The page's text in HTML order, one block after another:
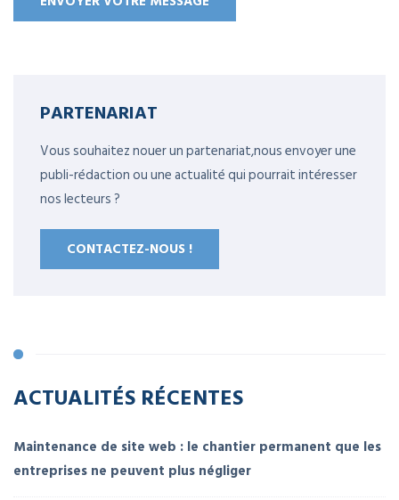
PARTENARIAT
Vous souhaitez nouer un partenariat,nous envoyer une
publi-rédaction ou une actualité qui pourrait intéresser
nos lecteurs ?
CONTACTEZ-NOUS !
ACTUALITÉS RÉCENTES
Maintenance de site web : le chantier permanent que les
entreprises ne peuvent plus négliger